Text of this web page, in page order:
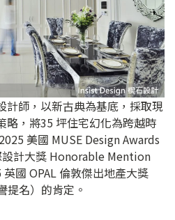
計師，以新古典為基底，採取現
略，將35 坪住宅幻化為跨越時
美國 MUSE Design Awards
設計大獎 Honorable Mention
英國 OPAL 倫敦傑出地產大獎
名）的肯定。